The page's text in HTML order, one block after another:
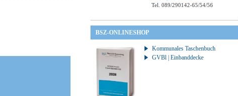
Tel. 089/290142-65/54/56
BSZ-ONLINESHOP
Kommunales Taschenbuch
GVBl | Einbanddecke